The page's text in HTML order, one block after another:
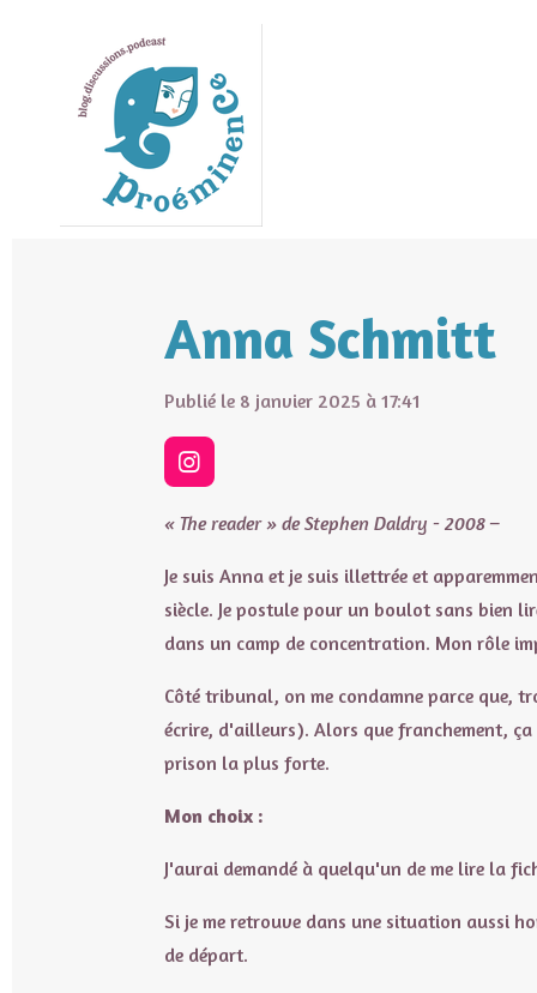
contenu
Anna Schmitt
Publié le 8 janvier 2025 à 17:41
I
n
s
g
r
m
« The reader » de Stephen Daldry - 2008 –
Je suis Anna et je suis illettrée et
siècle. Je postule pour un boulot sans bien
dans un camp de concentration. Mon rôle
Côté tribunal, on me condamne parce que,
écrire, d'ailleurs). Alors que franchement,
prison la plus forte.
Mon choix :
J'aurai demandé à quelqu'un de me lire la
Si je me retrouve dans une situation aussi
de départ.